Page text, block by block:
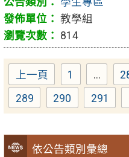
依公告類別彙總
教學組
814
上一頁 Page
1 ...
Page
289 Page
290 Page
291